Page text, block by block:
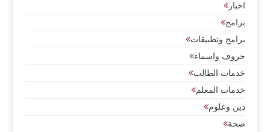
اخبار
برامج
برامج وتطبيقات
حروف واسماء
خدمات الطالب
خدمات المعلم
دين وعلوم
صحة